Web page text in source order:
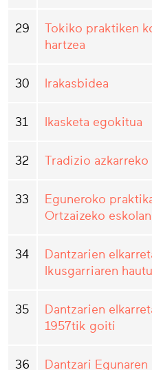
29
Tokiko praktiken
hartzea
30 Irakasbidea
31 Ikasketa egokitua
32 Tradizio azkarreko
33
Eguneroko
Ortzaizeko eskolan
34
Dantzarien
Ikusgarriaren
35
Dantzarien
1957tik goiti
36
Dantzari Egunaren